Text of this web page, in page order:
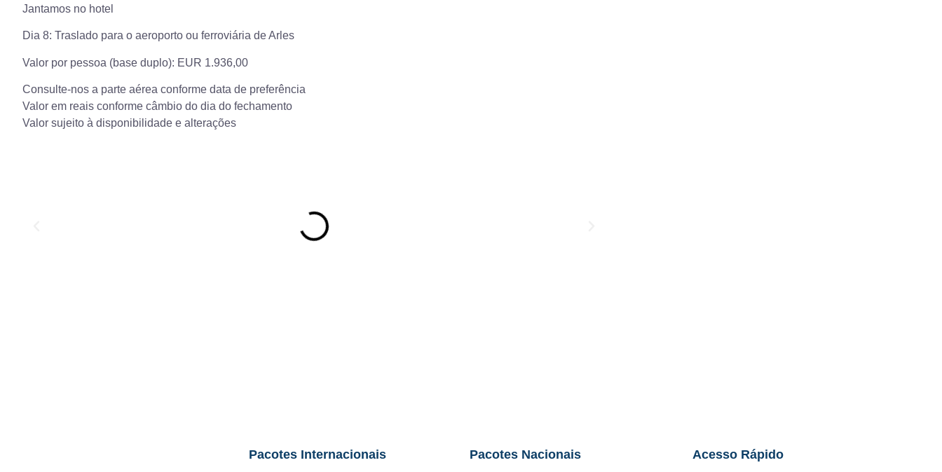
Jantamos no hotel
Dia 8: Traslado para o aeroporto ou ferroviária de Arles
Valor por pessoa (base duplo): EUR 1.936,00
Consulte-nos a parte aérea conforme data de preferência
Valor em reais conforme câmbio do dia do fechamento
Valor sujeito à disponibilidade e alterações
Pacotes Internacionais Pacotes Nacionais Acesso Rápido